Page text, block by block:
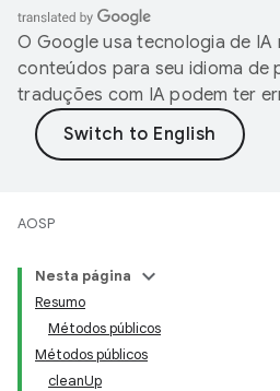
O Google usa tecnologia de
conteúdos para seu idioma de
traduções com IA podem ter
AOSP
Nesta página
Resumo
Métodos públicos
Métodos públicos
cleanUp